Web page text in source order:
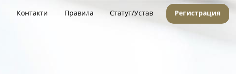
Контакти Правила Статут/Устав Регистрация